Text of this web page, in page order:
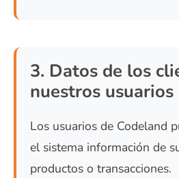
3. Datos de los
nuestros usuarios
Los usuarios de Codeland
el sistema información de
productos o transacciones.